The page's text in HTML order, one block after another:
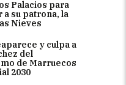
Palacios para
a su patrona, la
Nieves
y culpa a
del
de Marruecos
2030